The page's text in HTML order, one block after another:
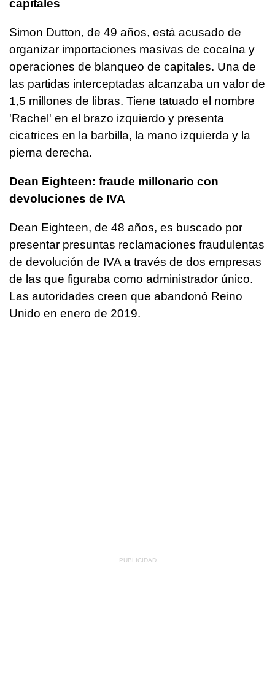
capitales
Simon Dutton, de 49 años, está acusado de
organizar importaciones masivas de cocaína y
operaciones de blanqueo de capitales. Una de
las partidas interceptadas alcanzaba un valor de
1,5 millones de libras. Tiene tatuado el nombre
'Rachel' en el brazo izquierdo y presenta
cicatrices en la barbilla, la mano izquierda y la
pierna derecha.
Dean Eighteen: fraude millonario con
devoluciones de IVA
Dean Eighteen, de 48 años, es buscado por
presentar presuntas reclamaciones fraudulentas
de devolución de IVA a través de dos empresas
de las que figuraba como administrador único.
Las autoridades creen que abandonó Reino
Unido en enero de 2019.